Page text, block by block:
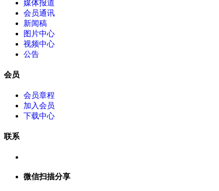
媒体报道
会员通讯
新闻稿
图片中心
视频中心
公告
会员
会员章程
加入会员
下载中心
联系
微信扫描分享